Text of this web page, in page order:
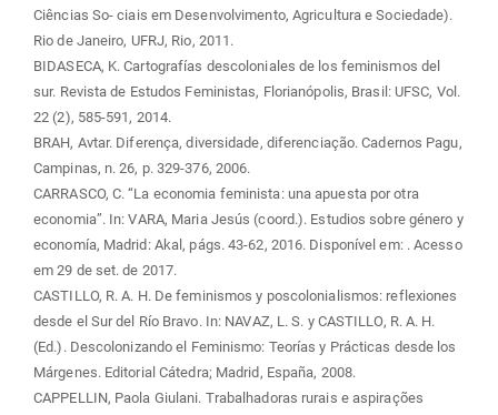
Ciências So- ciais em Desenvolvimento, Agricultura e Sociedade).
Rio de Janeiro, UFRJ, Rio, 2011.
BIDASECA, K. Cartografías descoloniales de los feminismos del
sur. Revista de Estudos Feministas, Florianópolis, Brasil: UFSC, Vol.
22 (2), 585-591, 2014.
BRAH, Avtar. Diferença, diversidade, diferenciação. Cadernos Pagu,
Campinas, n. 26, p. 329-376, 2006.
CARRASCO, C. “La economia feminista: una apuesta por otra
economia”. In: VARA, Maria Jesús (coord.). Estudios sobre género y
economía, Madrid: Akal, págs. 43-62, 2016. Disponível em: . Acesso
em 29 de set. de 2017.
CASTILLO, R. A. H. De feminismos y poscolonialismos: reflexiones
desde el Sur del Río Bravo. In: NAVAZ, L. S. y CASTILLO, R. A. H.
(Ed.). Descolonizando el Feminismo: Teorías y Prácticas desde los
Márgenes. Editorial Cátedra; Madrid, España, 2008.
CAPPELLIN, Paola Giulani. Trabalhadoras rurais e aspirações